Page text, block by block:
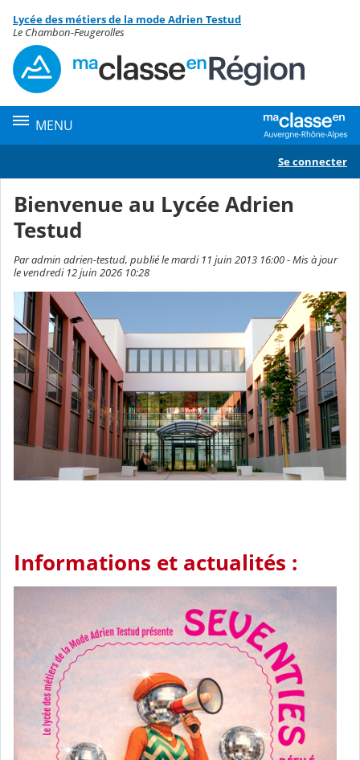
Contenu
Lycée des métiers de la mode Adrien Testud
Le Chambon-Feugerolles
MENU
Se connecter
Bienvenue au Lycée Adrien
Testud
Par admin adrien-testud, publié le mardi 11 juin 2013 16:00 - Mis à jour
le vendredi 12 juin 2026 10:28
Informations et actualités :